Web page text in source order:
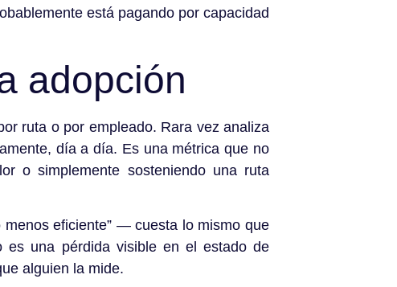
está pagando por capacidad
adopción
ruta o por empleado. Rara vez analiza
día a día. Es una métrica que no
o simplemente sosteniendo una ruta
eficiente” — cuesta lo mismo que
es una pérdida visible en el estado de
alguien la mide.